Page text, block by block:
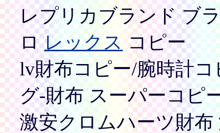
レプリカブランド ブ
ロレックスコピー
lv財布コピー/腕時計
グ-財布 スーパーコピ
激安クロムハーツ財布